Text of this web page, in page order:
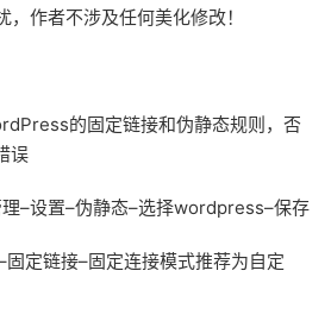
作者不涉及任何美化修改！
的固定链接和伪静态规则，否
误
–设置–伪静态–选择wordpress–保存
定链接–固定连接模式推荐为自定